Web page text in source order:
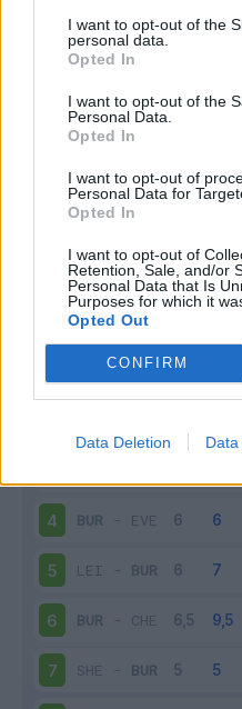
I want to opt-out of the
personal data.
Opted In
I want to opt-out of the
Personal Data.
Opted In
I want to opt-out of
Personal Data for
Opted In
I want to opt-out of
Retention, Sale, and/or
Personal Data that Is
Purposes for which it
Opted Out
CONFIRM
Data Deletion Data
Scarica riepilogo
stagionale
Giornata
-BUR
4 BUR - EVE
5 LEI - BUR
6 BUR - CHE
7 SHE - BUR